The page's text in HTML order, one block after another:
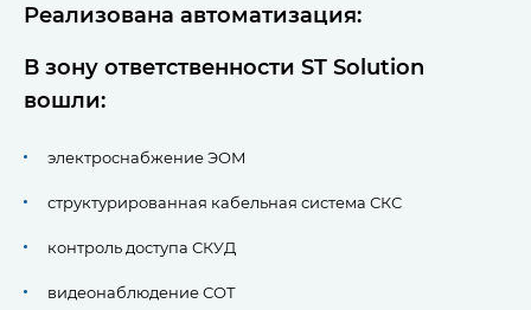
Реализована автоматизация:
В зону ответственности ST Solution
вошли:
электроснабжение ЭОМ
структурированная кабельная система СКС
контроль доступа СКУД
видеонаблюдение СОТ